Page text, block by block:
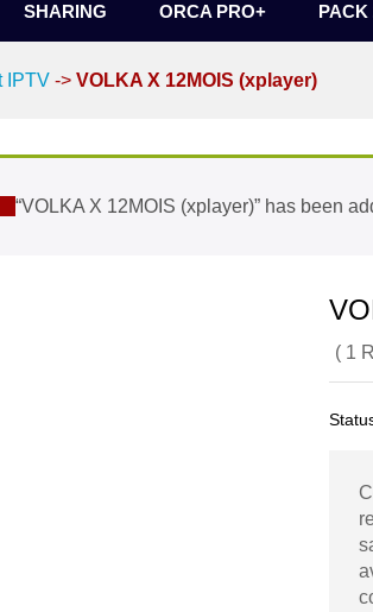
SHARING ORCA PRO+ PACK
IPTV -> VOLKA X 12MOIS (xplayer)
“VOLKA X 12MOIS (xplayer)” has been
( 1